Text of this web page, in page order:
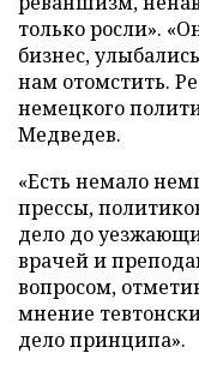
только росли».
бизнес,
нам отомстить.
немецкого
Медведев.
«Есть немало
прессы,
дело до
врачей и
вопросом,
мнение
дело принципа».